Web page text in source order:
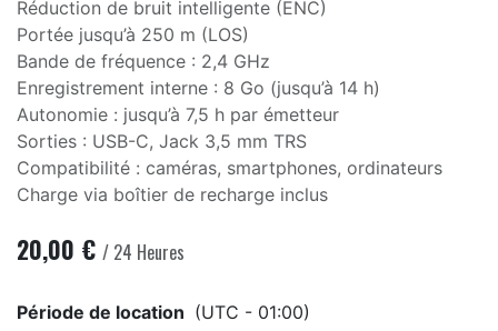
Réduction de bruit intelligente (ENC)
Portée jusqu’à 250 m (LOS)
Bande de fréquence : 2,4 GHz
Enregistrement interne : 8 Go (jusqu’à 14 h)
Autonomie : jusqu’à 7,5 h par émetteur
Sorties : USB-C, Jack 3,5 mm TRS
Compatibilité : caméras, smartphones, ordinateurs
Charge via boîtier de recharge inclus
20,00 € / 24 Heures
Période de location (UTC - 01:00)